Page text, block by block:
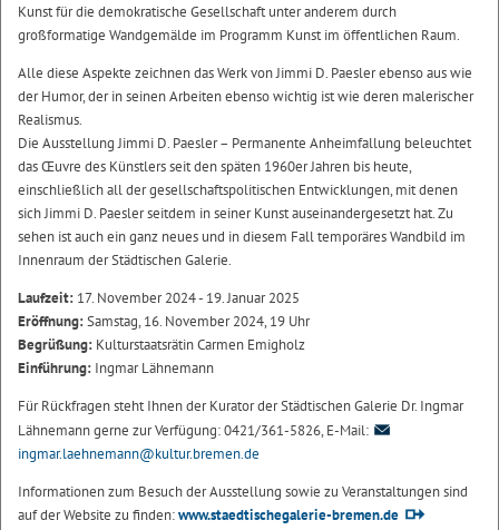
Kunst für die demokratische Gesellschaft unter anderem durch
großformatige Wandgemälde im Programm Kunst im öffentlichen Raum.
Alle diese Aspekte zeichnen das Werk von Jimmi D. Paesler ebenso aus wie
der Humor, der in seinen Arbeiten ebenso wichtig ist wie deren malerischer
Realismus.
Die Ausstellung Jimmi D. Paesler – Permanente Anheimfallung beleuchtet
das Œuvre des Künstlers seit den späten 1960er Jahren bis heute,
einschließlich all der gesellschaftspolitischen Entwicklungen, mit denen
sich Jimmi D. Paesler seitdem in seiner Kunst auseinandergesetzt hat. Zu
sehen ist auch ein ganz neues und in diesem Fall temporäres Wandbild im
Innenraum der Städtischen Galerie.
Laufzeit: 17. November 2024 - 19. Januar 2025
Eröffnung:Samstag, 16. November 2024, 19 Uhr
Begrüßung: Kulturstaatsrätin Carmen Emigholz
Einführung: Ingmar Lähnemann
Für Rückfragen steht Ihnen der Kurator der Städtischen Galerie Dr. Ingmar
Lähnemann gerne zur Verfügung: 0421/361-5826, E-Mail:
ingmar.laehnemann@kultur.bremen.de
Informationen zum Besuch der Ausstellung sowie zu Veranstaltungen sind
auf der Website zu finden:www.staedtischegalerie-bremen.de